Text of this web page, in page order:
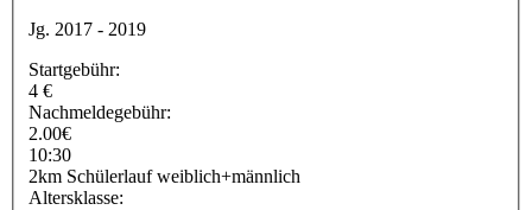
Jg. 2017 - 2019
Startgebühr:
4 €
Nachmeldegebühr:
2.00€
10:30
2km Schülerlauf weiblich+männlich
Altersklasse: